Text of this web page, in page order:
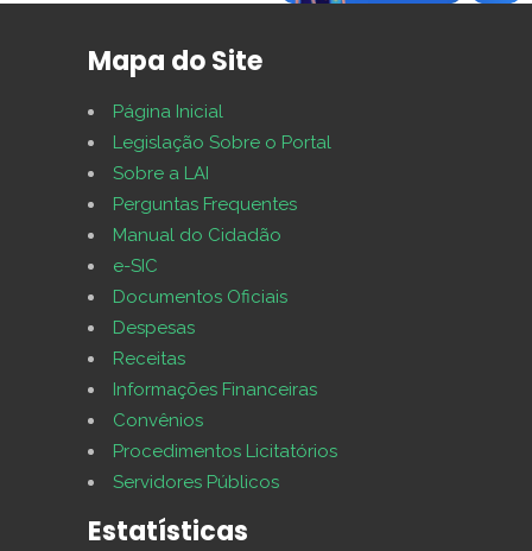
Mapa do Site
Página Inicial
Legislação Sobre o Portal
Sobre a LAI
Perguntas Frequentes
Manual do Cidadão
e-SIC
Documentos Oficiais
Despesas
Receitas
Informações Financeiras
Convênios
Procedimentos Licitatórios
Servidores Públicos
Estatísticas